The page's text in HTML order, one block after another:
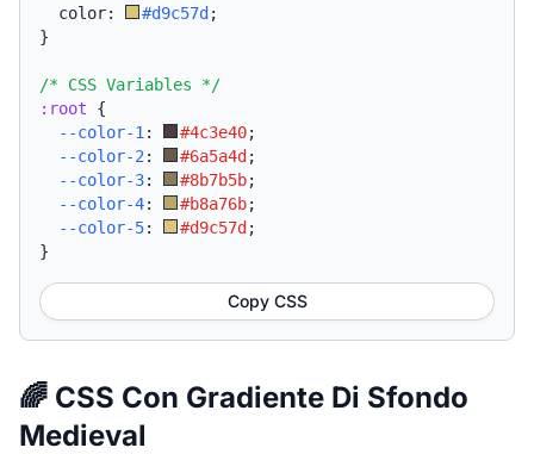
  color:
#d9c57d ;
}
/* CSS Variables */
:root {
--color-1 : #4c3e40;
--color-2 : #6a5a4d ;
--color-3: #8b7b5b;
--color-4: #b8a76b;
--color-5: #d9c57d ;
}
Copy CSS
🌈 CSS Con Gradiente Di Sfondo
Medieval